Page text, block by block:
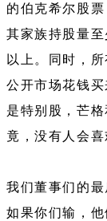
的伯克希尔股
其家族持股量
以上。同时，
公开市场花钱
是特别股，芒
竟，没有人会喜
我们董事们的
如果你们输，